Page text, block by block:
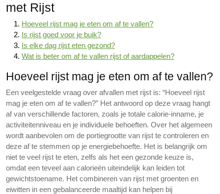
met Rijst
Hoeveel rijst mag je eten om af te vallen?
Is rijst goed voor je buik?
Is elke dag rijst eten gezond?
Wat is beter om af te vallen rijst of aardappelen?
Hoeveel rijst mag je eten om af te vallen?
Een veelgestelde vraag over afvallen met rijst is: “Hoeveel rijst
mag je eten om af te vallen?” Het antwoord op deze vraag hangt
af van verschillende factoren, zoals je totale calorie-inname, je
activiteitenniveau en je individuele behoeften. Over het algemeen
wordt aanbevolen om de portiegrootte van rijst te controleren en
deze af te stemmen op je energiebehoefte. Het is belangrijk om
niet te veel rijst te eten, zelfs als het een gezonde keuze is,
omdat een teveel aan calorieën uiteindelijk kan leiden tot
gewichtstoename. Het combineren van rijst met groenten en
eiwitten in een gebalanceerde maaltijd kan helpen bij